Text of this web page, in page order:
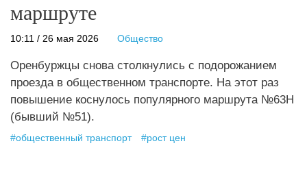
маршруте
10:11 / 26 мая 2026 Общество
Оренбуржцы снова столкнулись с подорожанием
проезда в общественном транспорте. На этот раз
повышение коснулось популярного маршрута №63Н
(бывший №51).
#общественный транспорт #рост цен